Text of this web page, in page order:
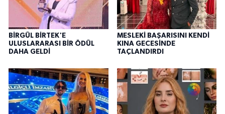
BİRGÜL BİRTEK'E
ULUSLARARASI BİR ÖDÜL
DAHA GELDİ
MESLEKİ BAŞARISINI KENDİ
KINA GECESİNDE
TAÇLANDIRDI